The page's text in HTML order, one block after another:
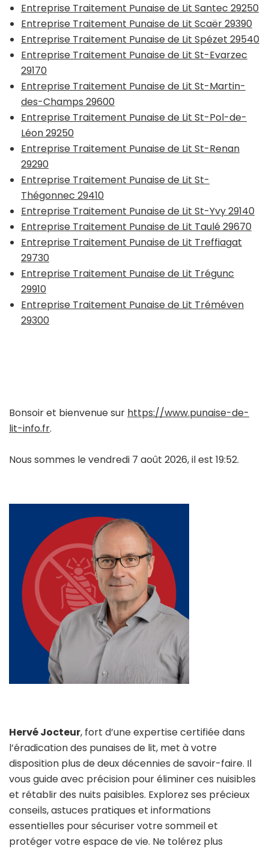
Entreprise Traitement Punaise de Lit Santec 29250
Entreprise Traitement Punaise de Lit Scaër 29390
Entreprise Traitement Punaise de Lit Spézet 29540
Entreprise Traitement Punaise de Lit St-Evarzec
29170
Entreprise Traitement Punaise de Lit St-Martin-
des-Champs 29600
Entreprise Traitement Punaise de Lit St-Pol-de-
Léon 29250
Entreprise Traitement Punaise de Lit St-Renan
29290
Entreprise Traitement Punaise de Lit St-
Thégonnec 29410
Entreprise Traitement Punaise de Lit St-Yvy 29140
Entreprise Traitement Punaise de Lit Taulé 29670
Entreprise Traitement Punaise de Lit Treffiagat
29730
Entreprise Traitement Punaise de Lit Trégunc
29910
Entreprise Traitement Punaise de Lit Tréméven
29300
Bonsoir et bienvenue sur https://www.punaise-de-
lit-info.fr.
Nous sommes le vendredi 7 août 2026, il est 19:52.
Hervé Jocteur, fort d’une expertise certifiée dans
l’éradication des punaises de lit, met à votre
disposition plus de deux décennies de savoir-faire. Il
vous guide avec précision pour éliminer ces nuisibles
et rétablir des nuits paisibles. Explorez ses précieux
conseils, astuces pratiques et informations
essentielles pour sécuriser votre sommeil et
protéger votre espace de vie. Ne tolérez plus